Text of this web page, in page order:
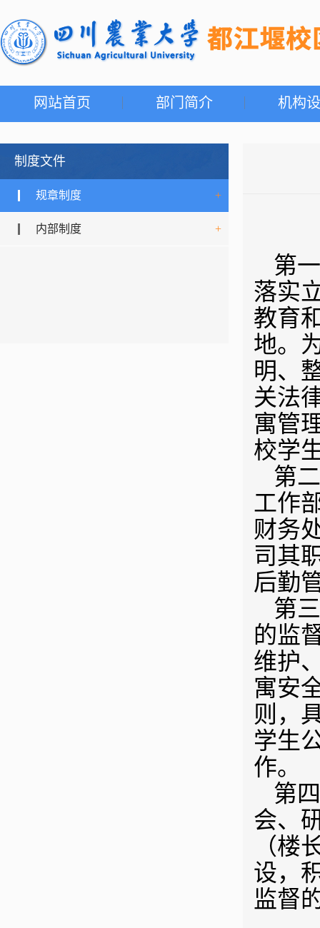
网站首页 部门简介 机构
制度文件
规章制度 +
内部制度 +
第
落实
教育
地。
明、
关法
寓管
校学
第
工作
财务
司其
后勤
第
的监
维护
寓安
则，
学生
作。
第
会、
（楼
设，
监督